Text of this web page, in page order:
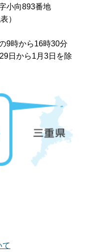
小向893番地
）
9時から16時30分
日から1月3日を除
て